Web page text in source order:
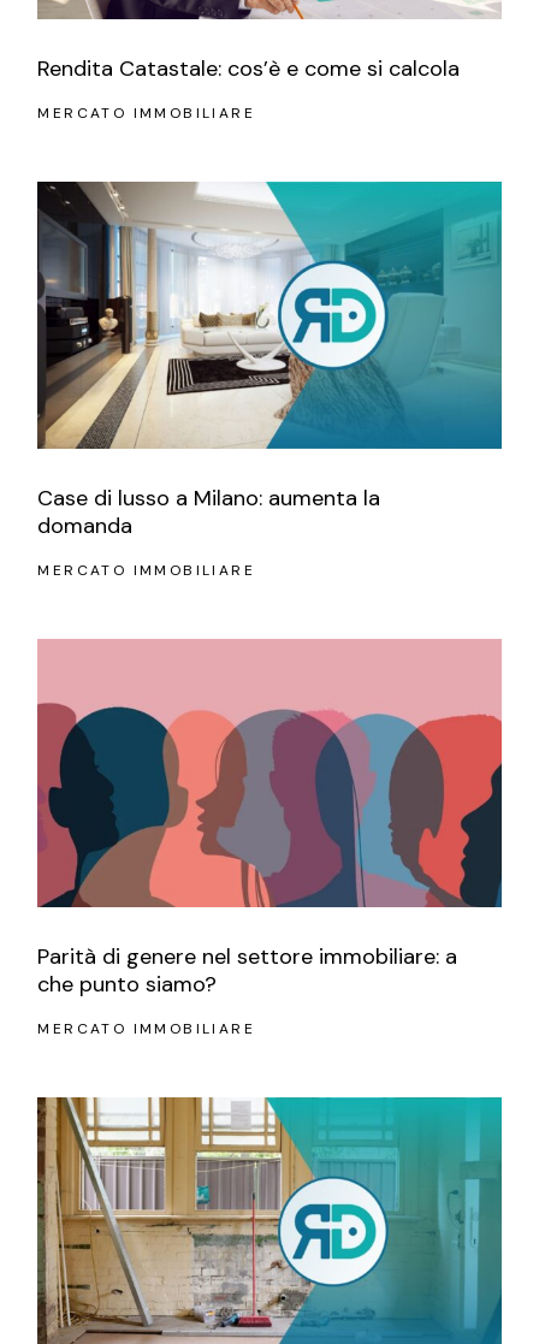
Rendita Catastale: cos’è e come si calcola
MERCATO IMMOBILIARE
Case di lusso a Milano: aumenta la
domanda
MERCATO IMMOBILIARE
Parità di genere nel settore immobiliare: a
che punto siamo?
MERCATO IMMOBILIARE